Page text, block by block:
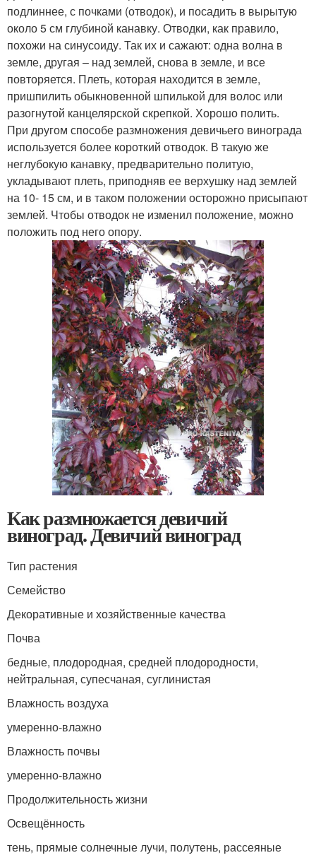
подлиннее, с почками (отводок), и посадить в вырытую
около 5 см глубиной канавку. Отводки, как правило,
похожи на синусоиду. Так их и сажают: одна волна в
земле, другая – над землей, снова в земле, и все
повторяется. Плеть, которая находится в земле,
пришпилить обыкновенной шпилькой для волос или
разогнутой канцелярской скрепкой. Хорошо полить.
При другом способе размножения девичьего винограда
используется более короткий отводок. В такую же
неглубокую канавку, предварительно политую,
укладывают плеть, приподняв ее верхушку над землей
на 10- 15 см, и в таком положении осторожно присыпают
землей. Чтобы отводок не изменил положение, можно
положить под него опору.
Как размножается девичий
виноград. Девичий виноград
Тип растения
Семейство
Декоративные и хозяйственные качества
Почва
бедные, плодородная, средней плодородности,
нейтральная, супесчаная, суглинистая
Влажность воздуха
умеренно-влажно
Влажность почвы
умеренно-влажно
Продолжительность жизни
Освещённость
тень, прямые солнечные лучи, полутень, рассеяные